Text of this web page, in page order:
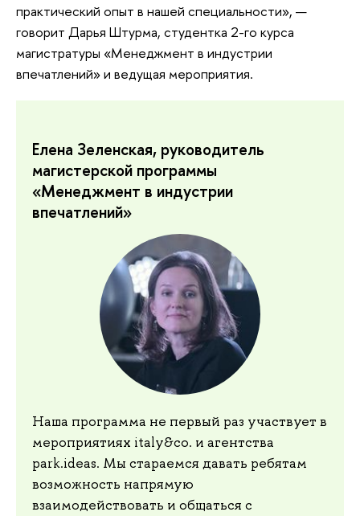
практический опыт в нашей специальности», —
говорит Дарья Штурма, студентка 2-го курса
магистратуры «Менеджмент в индустрии
впечатлений» и ведущая мероприятия.
Елена Зеленская, руководитель
магистерской программы
«Менеджмент в индустрии
впечатлений»
Наша программа не первый раз участвует в
мероприятиях italy&co. и агентства
park.ideas. Мы стараемся давать ребятам
возможность напрямую
взаимодействовать и общаться с